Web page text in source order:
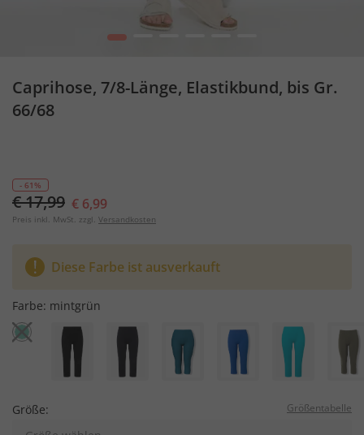
1
Caprihose, 7/8-Länge, Elastikbund, bis Gr.
66/68
- 61%
€ 17,99 € 6,99
Preis inkl. MwSt. zzgl. Versandkosten
Diese Farbe ist ausverkauft
Farbe: mintgrün
Größe: Größentabelle